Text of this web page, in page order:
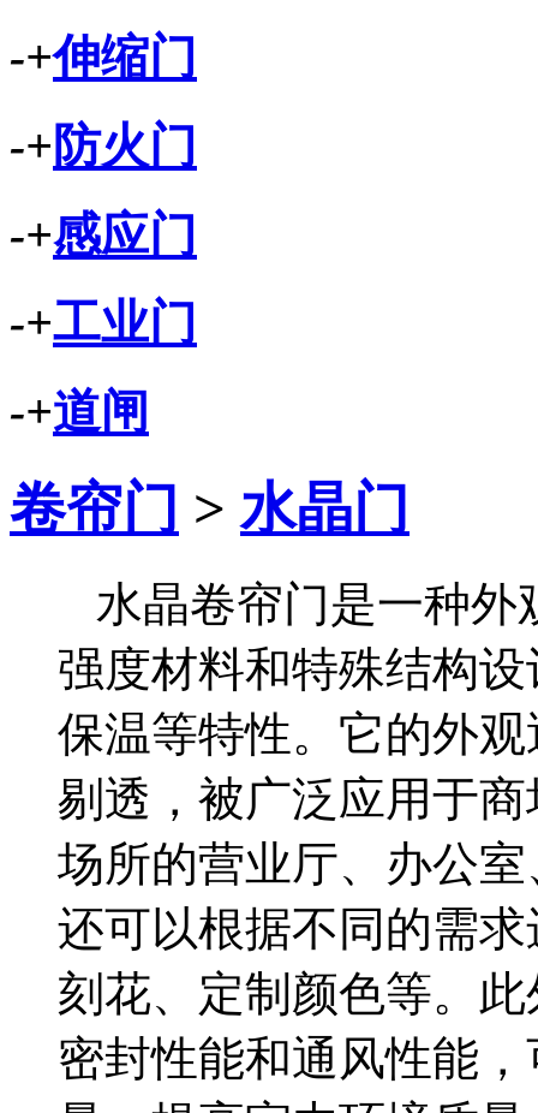
-+伸缩门
-+ 防火门
-+感应门
-+工业门
-+道闸
卷帘门 >水晶门
水晶卷帘门是一种外
强度材料和特殊结构
保温等特性。它的外
剔透，被广泛应用于
场所的营业厅、办公
还可以根据不同的需
刻花、定制颜色等。
密封性能和通风性能